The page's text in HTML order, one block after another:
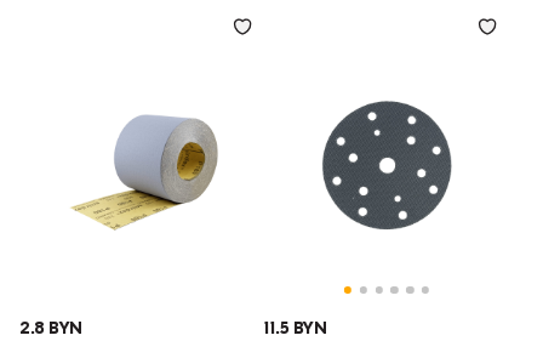
2.8 BYN
11.5 BYN